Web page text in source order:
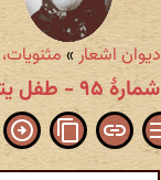
دیوان اشعار»
شمارهٔ ۹۵ - طفل یتیم